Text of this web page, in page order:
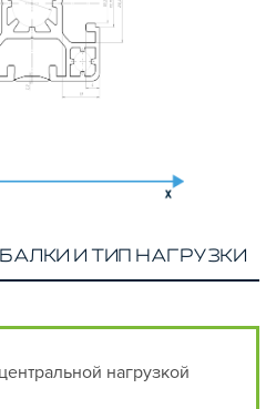
И ТИП НАГРУЗКИ
нагрузкой